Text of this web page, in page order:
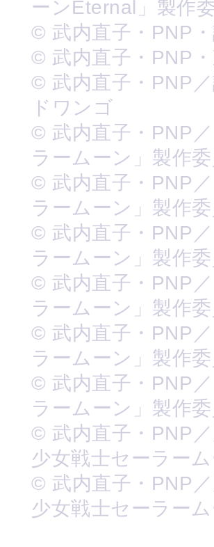
ーンEternal」製作
© 武内直子・PNP
© 武内直子・PNP
© 武内直子・PNP
ドワンゴ
© 武内直子・PNP
ラームーン」製作
© 武内直子・PNP
ラームーン」製作
© 武内直子・PNP
ラームーン」製作
© 武内直子・PNP
ラームーン」製作
© 武内直子・PNP
ラームーン」製作
© 武内直子・PNP
ラームーン」製作
© 武内直子・PNP
少女戦士セーラー
© 武内直子・PNP
少女戦士セーラー